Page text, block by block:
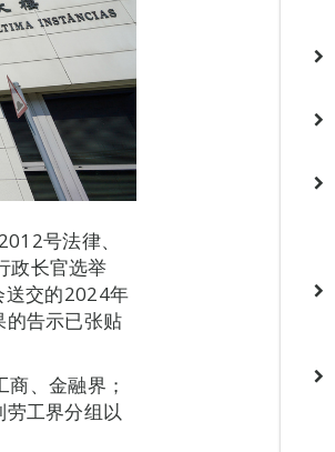
号法律、
政长官选举
送交的2024年
的告示已张贴
、金融界；
工界分组以